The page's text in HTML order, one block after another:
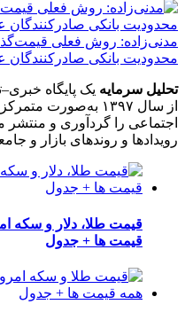
مدنی‌زاده: روش فعلی
محدودیت بانکی
تحلیل سرمایه یک پایگاه
از سال ۱۳۹۷ به‌صورت
اجتماعی را گردآوری و منتشر
رویدادها و روندهای بازار و
قیمت ها + جدول